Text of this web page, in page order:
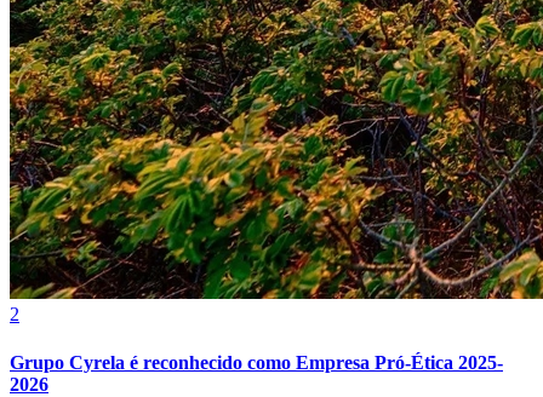
Fluminense
2
Grupo Cyrela é reconhecido como Empresa Pró-Ética 2025-
2026